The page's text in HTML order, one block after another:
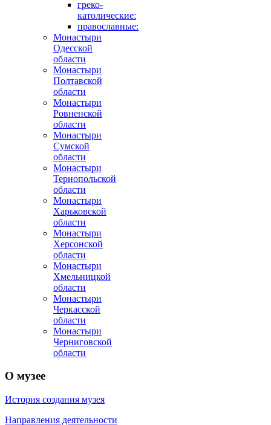
греко-
католические:
православные:
Монастыри
Одесской
области
Монастыри
Полтавской
области
Монастыри
Ровненской
области
Монастыри
Сумской
области
Монастыри
Тернопольской
области
Монастыри
Харьковской
области
Монастыри
Херсонской
области
Монастыри
Хмельницкой
области
Монастыри
Черкасской
области
Монастыри
Черниговской
области
О музее
История создания музея
Направления деятельности